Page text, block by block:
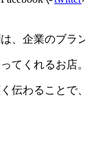
企業のブラ
くれるお店
わることで